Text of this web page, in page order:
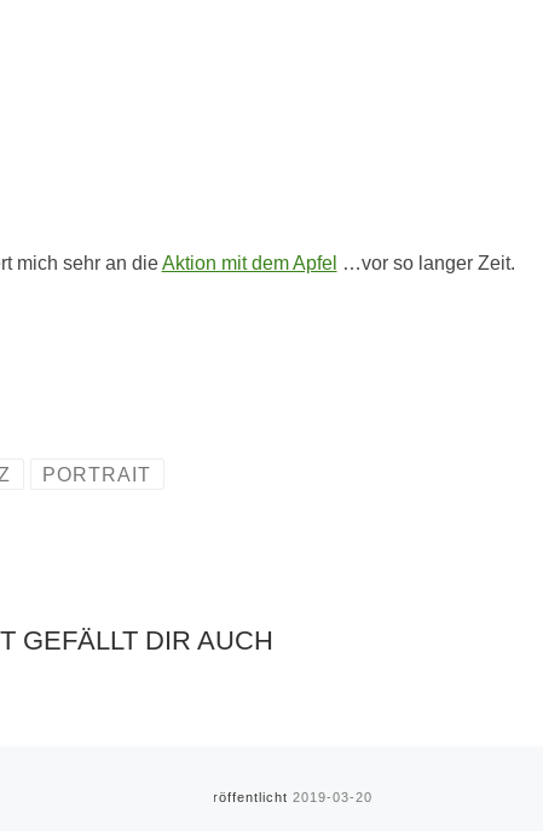
mich sehr an dieAktion mit dem Apfel …vor so langer Zeit.
PORTRAIT
GEFÄLLT DIR AUCH
Veröffentlicht 2019-03-20